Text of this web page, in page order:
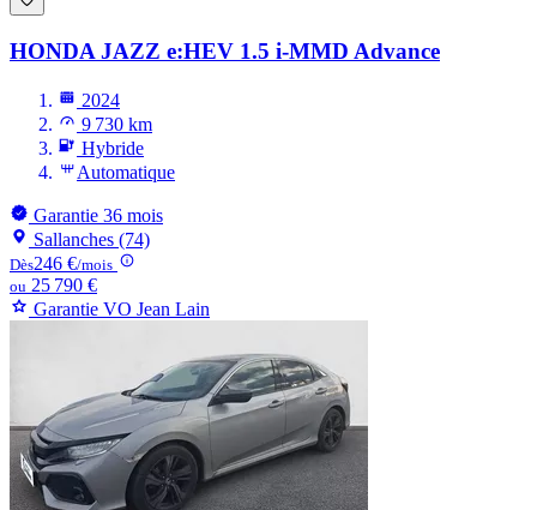
HONDA JAZZ e:HEV 1.5 i-MMD Advance
2024
9 730 km
Hybride
Automatique
Garantie 36 mois
Sallanches (74)
Dès246 €/mois
ou 25 790 €
Garantie VO Jean Lain